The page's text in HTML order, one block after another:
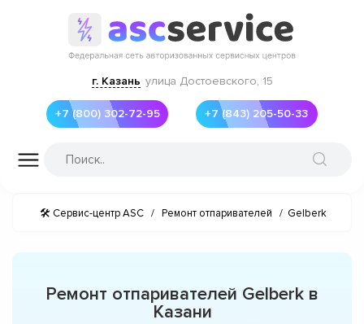
г. Казань улица Достоевского, 15
+7 (800) 302-72-95 +7 (843) 205-50-33
🛠 Сервис-центр ASC / Ремонт отпаривателей / Gelberk
Ремонт отпаривателей Gelberk в
Казани